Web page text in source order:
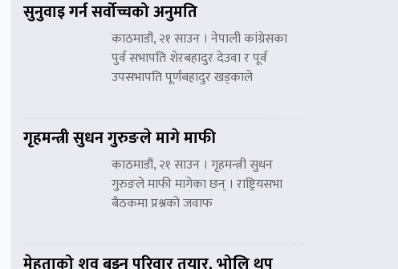
सुनुवाइ गर्न सर्वोच्चको अनुमति
काठमाडौं, २१ साउन । नेपाली कांग्रेसका
पुर्व सभापति शेरबहादुर देउवा र पूर्व
उपसभापति पूर्णबहादुर खड्काले
गृहमन्त्री सुधन गुरुङले मागे माफी
काठमाडौं, २१ साउन । गृहमन्त्री सुधन
गुरुङले माफी मागेका छन् । राष्ट्रियसभा
बैठकमा प्रश्नको जवाफ